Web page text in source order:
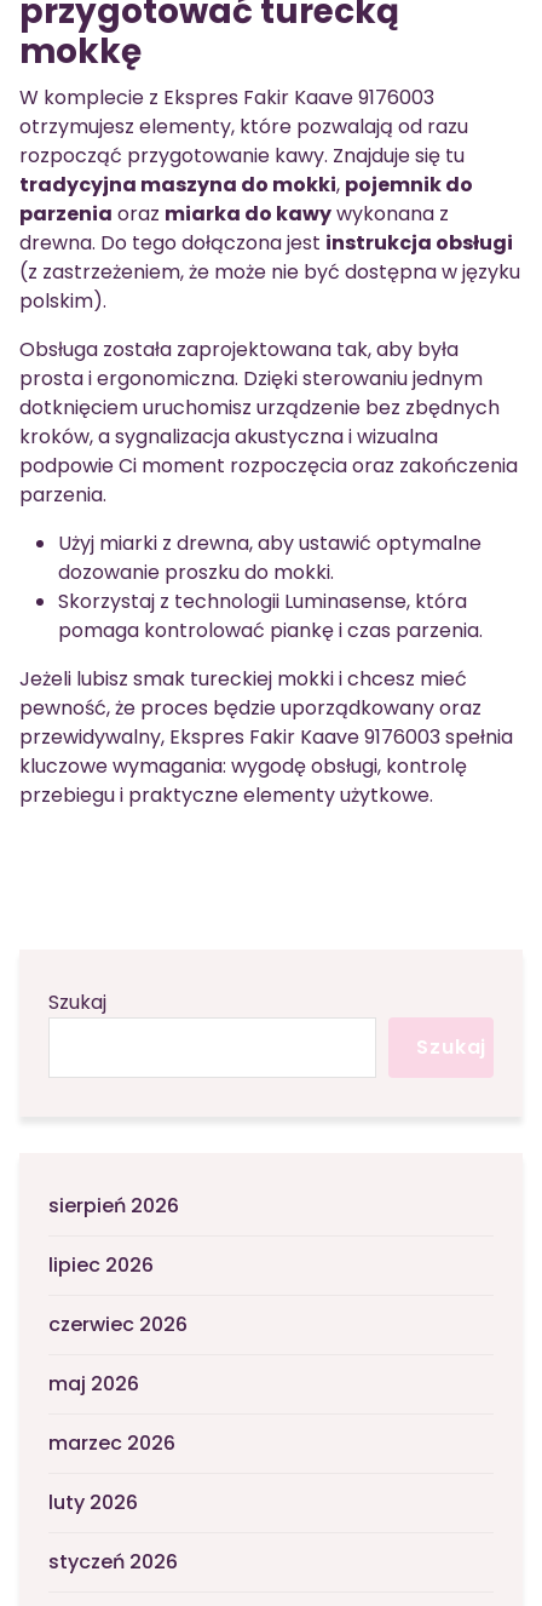
przygotować turecką
mokkę
W komplecie z Ekspres Fakir Kaave 9176003
otrzymujesz elementy, które pozwalają od razu
rozpocząć przygotowanie kawy. Znajduje się tu
tradycyjna maszyna do mokki, pojemnik do
parzenia oraz miarka do kawywykonana z
drewna. Do tego dołączona jest instrukcja obsługi
(z zastrzeżeniem, że może nie być dostępna w języku
polskim).
Obsługa została zaprojektowana tak, aby była
prosta i ergonomiczna. Dzięki sterowaniu jednym
dotknięciem uruchomisz urządzenie bez zbędnych
kroków, a sygnalizacja akustyczna i wizualna
podpowie Ci moment rozpoczęcia oraz zakończenia
parzenia.
Użyj miarki z drewna, aby ustawić optymalne
dozowanie proszku do mokki.
Skorzystaj z technologii Luminasense, która
pomaga kontrolować piankę i czas parzenia.
Jeżeli lubisz smak tureckiej mokki i chcesz mieć
pewność, że proces będzie uporządkowany oraz
przewidywalny, Ekspres Fakir Kaave 9176003 spełnia
kluczowe wymagania: wygodę obsługi, kontrolę
przebiegu i praktyczne elementy użytkowe.
Szukaj
Szukaj
sierpień 2026
lipiec 2026
czerwiec 2026
maj 2026
marzec 2026
luty 2026
styczeń 2026